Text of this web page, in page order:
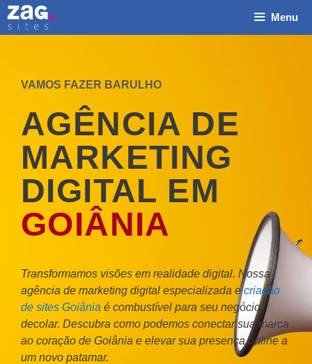
Pular
para
Menu
VAMOS FAZER BARULHO
AGÊNCIA DE
MARKETING
DIGITAL EM
GOIÂNIA
Transformamos visões em realidade digital. Nossa
agência de marketing digital especializada ecriação
de sites Goiânia é combustível para seu negócio
decolar. Descubra como podemos conectar sua marca
ao coração de Goiânia e elevar sua presença online a
um novo patamar.
ficou sabendo de